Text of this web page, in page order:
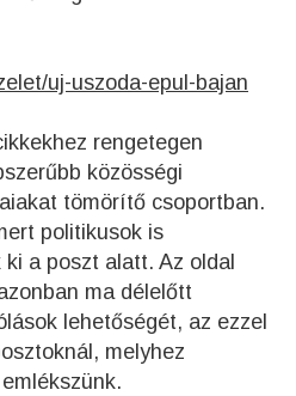
uj-uszoda-epul-bajan
rengetegen
közösségi
tömörítő csoportban.
politikusok is
a poszt alatt. Az oldal
ma délelőtt
lehetőségét, az ezzel
melyhez